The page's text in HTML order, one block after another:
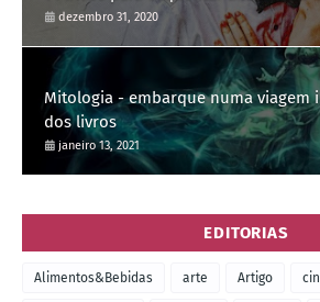
dezembro 31, 2020
Mitologia - embarque numa viagem
dos livros
janeiro 13, 2021
EDITORIAS
Alimentos&Bebidas arte Artigo